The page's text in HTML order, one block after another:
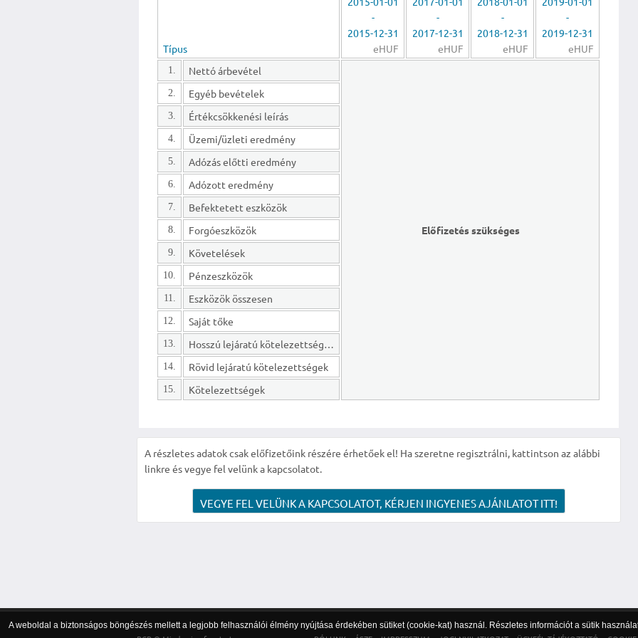
A weboldal a biztonságos böngészés mellett a legjobb felhasználói élmény nyújtása érdekében sütiket (cookie-kat) használ. Részletes információt a sütik
Típus
-
2015-12-31
eHUF
-
2017-12-31
eHUF
-
2018-12-31
eHUF
-
2019-12-31
eHUF
1. Nettó árbevétel
Előfizetés szükséges
2. Egyéb bevételek
3. Értékcsökkenési leírás
4. Üzemi/üzleti eredmény
5. Adózás előtti eredmény
6. Adózott eredmény
7. Befektetett eszközök
8. Forgóeszközök
9. Követelések
10. Pénzeszközök
11. Eszközök összesen
12. Saját tőke
13. Hosszú lejáratú kötelezettségek
14. Rövid lejáratú kötelezettségek
15. Kötelezettségek
A részletes adatok csak előfizetőink részére érhetőek el! Ha szeretne regisztrálni, kattintson az alábbi
linkre és vegye fel velünk a kapcsolatot.
VEGYE FEL VELÜNK A KAPCSOLATOT, KÉRJEN INGYENES AJÁNLATOT ITT!